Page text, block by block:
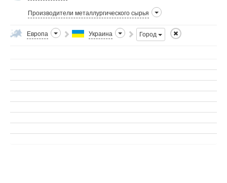
Производители металлургического сырья
Европа Украина Город